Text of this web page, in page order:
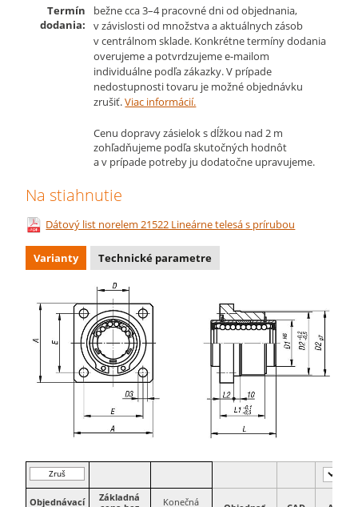
Termín
dodania:
bežne cca 3–4 pracovné dni od objednania,
v závislosti od množstva a aktuálnych zásob
v centrálnom sklade. Konkrétne termíny dodania
overujeme a potvrdzujeme e-mailom
individuálne podľa zákazky. V prípade
nedostupnosti tovaru je možné objednávku
zrušiť.Viac informácií.
Cenu dopravy zásielok s dĺžkou nad 2 m
zohľadňujeme podľa skutočných hodnôt
a v prípade potreby ju dodatočne upravujeme.
Na stiahnutie
Dátový list norelem 21522 Lineárne telesá s prírubou
Varianty Technické parametre
Zruš
filter
Objednávací
Základná
Konečná